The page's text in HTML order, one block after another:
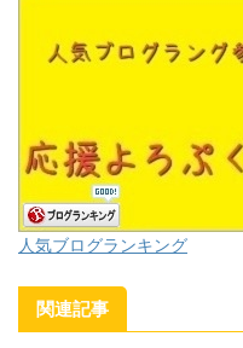
人気ブログランキング
関連記事